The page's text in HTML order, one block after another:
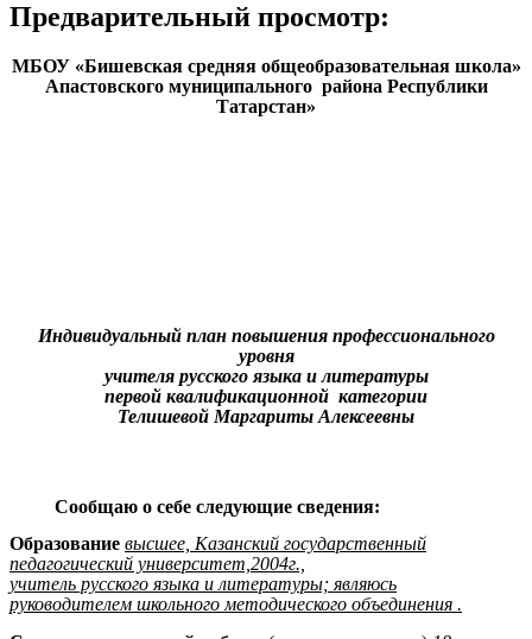
Предварительный просмотр:
МБОУ «Бишевская средняя общеобразовательная школа»
Апастовского муниципального района Республики
Татарстан»
Индивидуальный план повышения профессионального
уровня
учителя русского языка и литературы
первой квалификационной категории
Телишевой Маргариты Алексеевны
Сообщаю о себе следующие сведения:
Образование высшее, Казанский государственный
педагогический университет,2004г.,
учитель русского языка и литературы; являюсь
руководителем школьного методического объединения .